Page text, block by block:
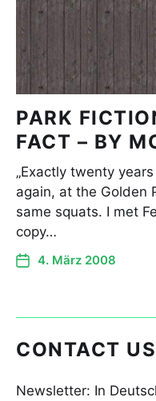
PARK
FACT – BY
„Exactly twenty
again, at the Golden
same squats. I met
copy…
4. März 2008
CONTACT US
Newsletter: In